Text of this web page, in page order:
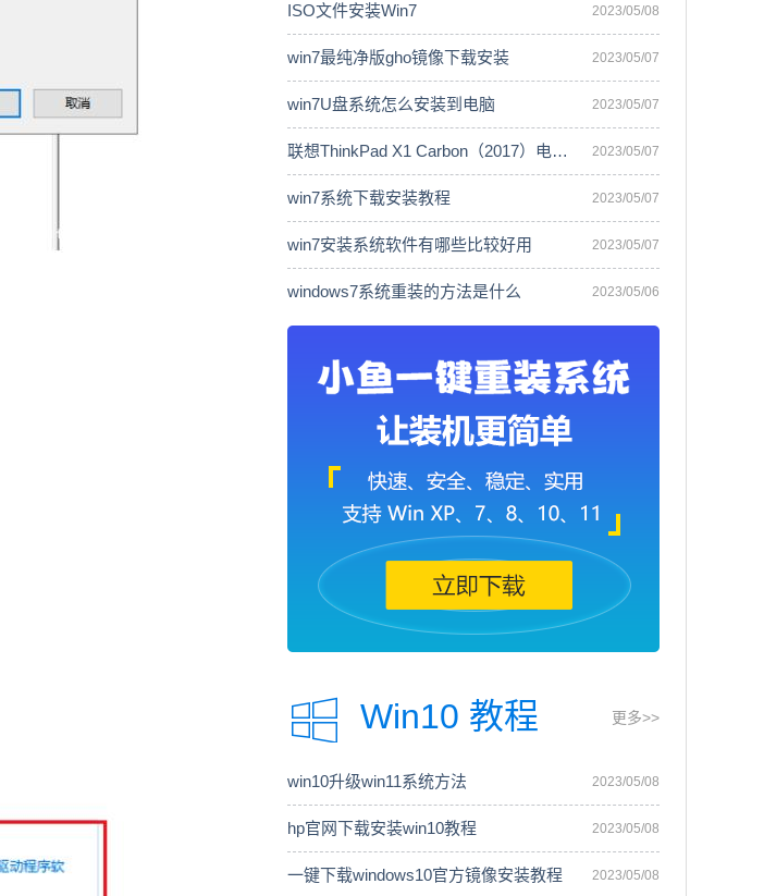
ISO文件安装Win7 2023/05/08
win7最纯净版gho镜像下载安装 2023/05/07
win7U盘系统怎么安装到电脑 2023/05/07
联想ThinkPad X1 Carbon（2017）电脑安 2023/05/07
win7系统下载安装教程 2023/05/07
win7安装系统软件有哪些比较好用 2023/05/07
windows7系统重装的方法是什么 2023/05/06
Win10 教程 更多>>
win10升级win11系统方法 2023/05/08
hp官网下载安装win10教程 2023/05/08
一键下载windows10官方镜像安装教程 2023/05/08